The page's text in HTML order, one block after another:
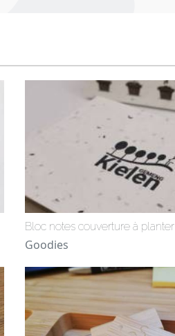
Bloc notes couverture à planter
Goodies